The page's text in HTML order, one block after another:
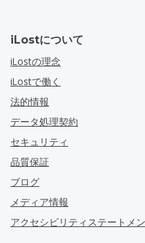
iLostについて
iLostの理念
iLostで働く
法的情報
データ処理契約
セキュリティ
品質保証
ブログ
メディア情報
アクセシビリティステートメ